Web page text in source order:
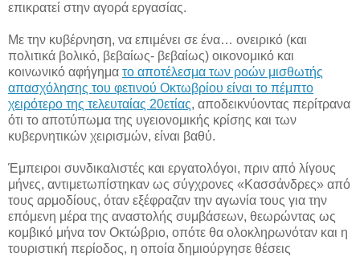
επικρατεί στην αγορά εργασίας.
Με την κυβέρνηση, να επιμένει σε ένα… ονειρικό (και
πολιτικά βολικό, βεβαίως- βεβαίως) οικονομικό και
κοινωνικό αφήγημα το αποτέλεσμα των ροών μισθωτής
απασχόλησης του φετινού Οκτωβρίου είναι το πέμπτο
χειρότερο της τελευταίας 20ετίας, αποδεικνύοντας περίτρανα
ότι το αποτύπωμα της υγειονομικής κρίσης και των
κυβερνητικών χειρισμών, είναι βαθύ.
Έμπειροι συνδικαλιστές και εργατολόγοι, πριν από λίγους
μήνες, αντιμετωπίστηκαν ως σύγχρονες «Κασσάνδρες» από
τους αρμοδίους, όταν εξέφραζαν την αγωνία τους για την
επόμενη μέρα της αναστολής συμβάσεων, θεωρώντας ως
κομβικό μήνα τον Οκτώβριο, οπότε θα ολοκληρωνόταν και η
τουριστική περίοδος, η οποία δημιούργησε θέσεις